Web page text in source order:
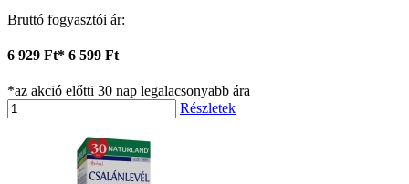
Bruttó fogyasztói ár:
6 929 Ft* 6 599 Ft
*az akció előtti 30 nap legalacsonyabb ára
Részletek